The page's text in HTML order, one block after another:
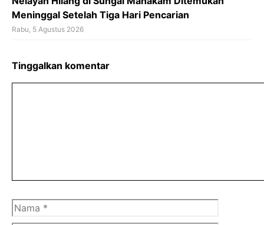
Meninggal Setelah Tiga Hari Pencarian
Rabu, 5 Agustus 2026
Tinggalkan komentar
Nama